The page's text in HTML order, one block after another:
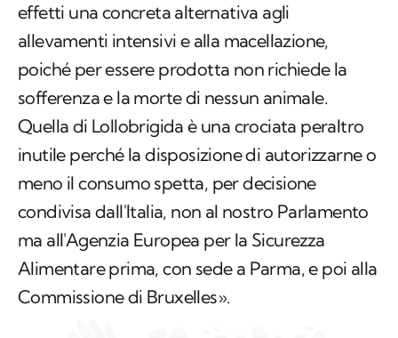
effetti una concreta alternativa agli
allevamenti intensivi e alla macellazione,
poiché per essere prodotta non richiede la
sofferenza e la morte di nessun animale.
Quella di Lollobrigida è una crociata peraltro
inutile perché la disposizione di autorizzarne o
meno il consumo spetta, per decisione
condivisa dall'Italia, non al nostro Parlamento
ma all'Agenzia Europea per la Sicurezza
Alimentare prima, con sede a Parma, e poi alla
Commissione di Bruxelles».